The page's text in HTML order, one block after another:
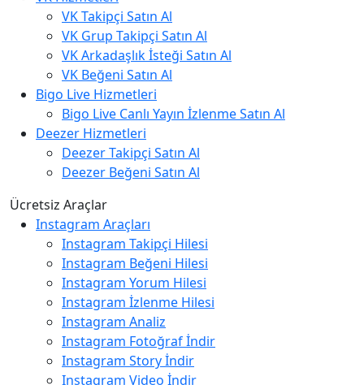
VK Takipçi Satın Al
VK Grup Takipçi Satın Al
VK Arkadaşlık İsteği Satın Al
VK Beğeni Satın Al
Bigo Live Hizmetleri
Bigo Live Canlı Yayın İzlenme Satın Al
Deezer Hizmetleri
Deezer Takipçi Satın Al
Deezer Beğeni Satın Al
Ücretsiz Araçlar
Instagram Araçları
Instagram Takipçi Hilesi
Instagram Beğeni Hilesi
Instagram Yorum Hilesi
Instagram İzlenme Hilesi
Instagram Analiz
Instagram Fotoğraf İndir
Instagram Story İndir
Instagram Video İndir